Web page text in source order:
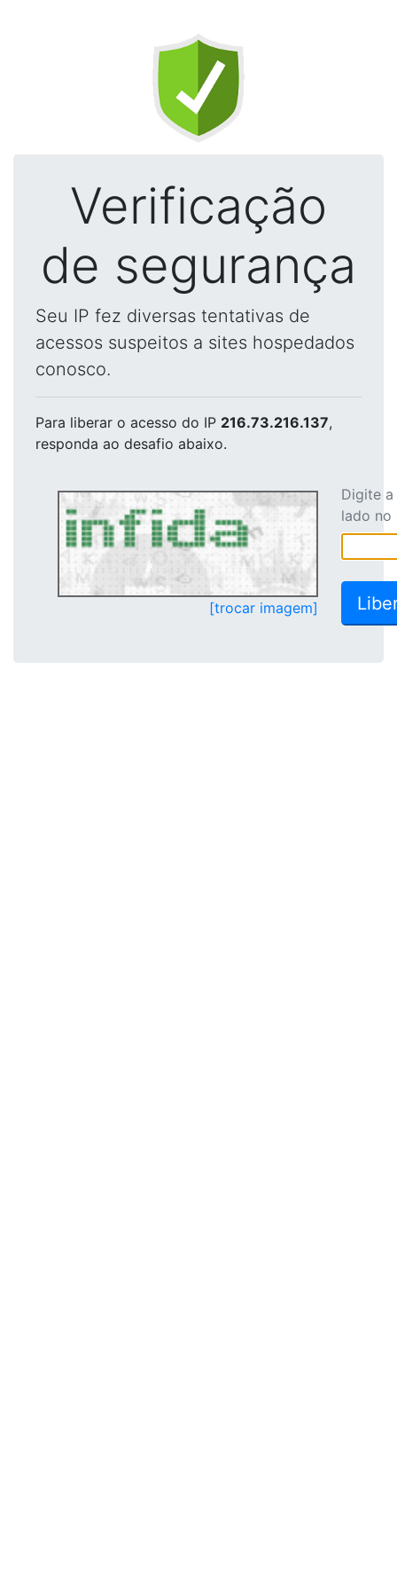
Verificação
de segurança
Seu IP fez diversas tentativas de
acessos suspeitos a sites hospedados
conosco.
Para liberar o acesso do IP 216.73.216.137,
responda ao desafio abaixo.
[trocar imagem]
Digite
lado no